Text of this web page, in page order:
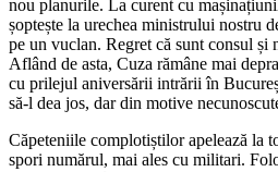
nou planurile. La curent cu
șoptește la urechea ministrului nostru
pe un vuclan. Regret că sunt consul și
Aflând de asta, Cuza rămâne mai
cu prilejul aniversării intrării în
să-l dea jos, dar din motive
Căpeteniile complotiștilor apelează la
spori numărul, mai ales cu militari.